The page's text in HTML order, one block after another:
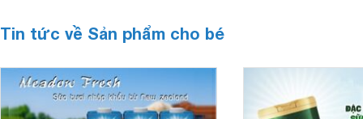
Tin tức về Sản phẩm cho bé